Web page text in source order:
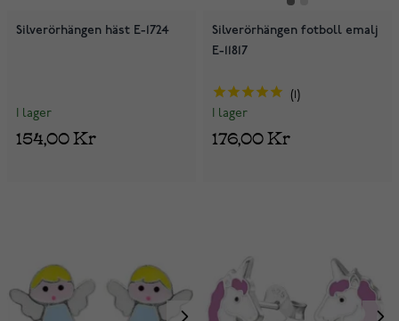
Silverörhängen häst E-1724
I lager
154,00 Kr
Silverörhängen fotboll emalj
E-11817
I lager
176,00 Kr